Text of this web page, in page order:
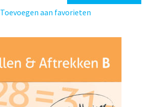
Toevoegen aan favorieten